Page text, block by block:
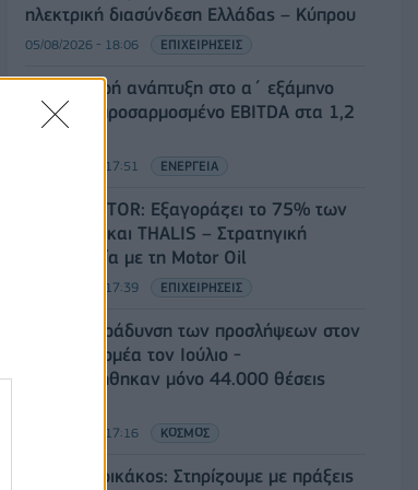
ηλεκτρική διασύνδεση Ελλάδας – Κύπρου
05/08/2026 - 18:06 ΕΠΙΧΕΙΡΗΣΕΙΣ
ΔΕΗ: Ισχυρή ανάπτυξη στο α΄ εξάμηνο
2026 με προσαρμοσμένο EBITDA στα 1,2
δισ. ευρώ
05/08/2026 - 17:51 ΕΝΕΡΓΕΙΑ
Όμιλος AKTOR: Εξαγοράζει το 75% των
ΗΛΕΚΤΩΡ και THALIS – Στρατηγική
συνεργασία με τη Motor Oil
05/08/2026 - 17:39 ΕΠΙΧΕΙΡΗΣΕΙΣ
ΗΠΑ: Επιβράδυνση των προσλήψεων στον
ιδιωτικό τομέα τον Ιούλιο -
Δημιουργήθηκαν μόνο 44.000 θέσεις
05/08/2026 - 17:16 ΚΟΣΜΟΣ
Τ. Θεοδωρικάκος: Στηρίζουμε με πράξεις